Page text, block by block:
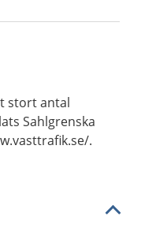
stort antal
Sahlgrenska
.